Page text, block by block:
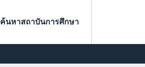
ค้นหาสถาบันการศึกษา